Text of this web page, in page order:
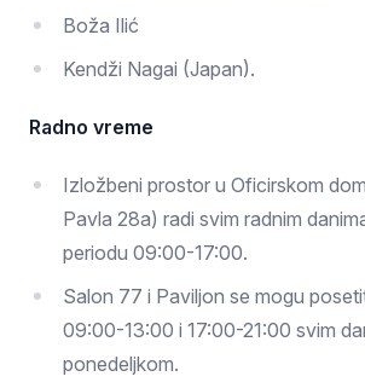
Boža Ilić
Kendži Nagai (Japan).
Radno vreme
Izložbeni prostor u Oficirskom
Pavla 28a) radi svim radnim
periodu 09:00-17:00.
Salon 77 i Paviljon se mogu
09:00-13:00 i 17:00-21:00 svim
ponedeljkom.